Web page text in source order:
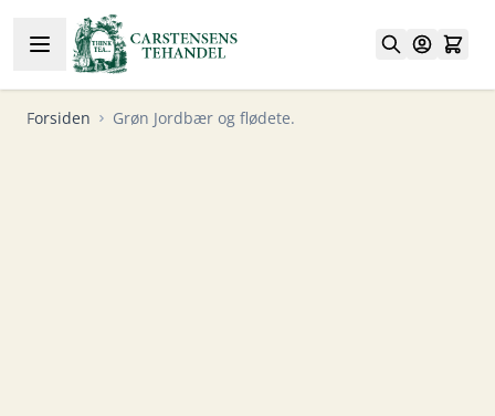
Skip to Content
Forsiden Grøn Jordbær og flødete.